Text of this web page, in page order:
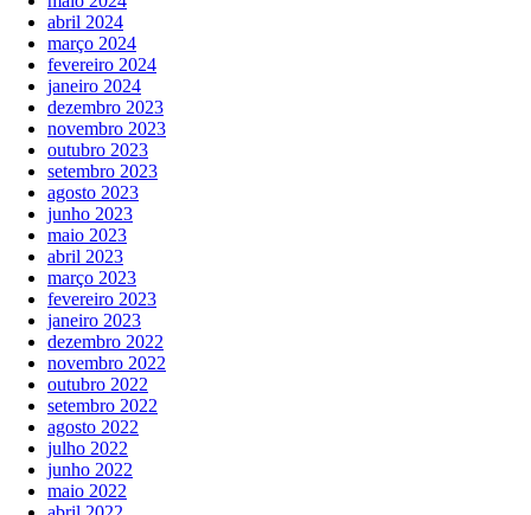
abril 2024
março 2024
fevereiro 2024
janeiro 2024
dezembro 2023
novembro 2023
outubro 2023
setembro 2023
agosto 2023
junho 2023
maio 2023
abril 2023
março 2023
fevereiro 2023
janeiro 2023
dezembro 2022
novembro 2022
outubro 2022
setembro 2022
agosto 2022
julho 2022
junho 2022
maio 2022